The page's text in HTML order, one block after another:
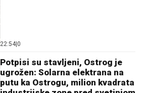
22:54|0
Potpisi su stavljeni, Ostrog je
ugrožen: Solarna elektrana na
putu ka Ostrogu, milion kvadrata